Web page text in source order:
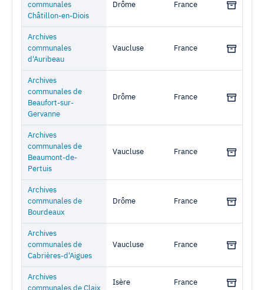
communales
Châtillon-en-Diois
Drôme France
Archives
communales
d'Auribeau
Vaucluse France
Archives
communales de
Beaufort-sur-
Gervanne
Drôme France
Archives
communales de
Beaumont-de-
Pertuis
Vaucluse France
Archives
communales de
Bourdeaux
Drôme France
Archives
communales de
Cabrières-d'Aigues
Vaucluse France
Archives
communales de Claix
Isère France